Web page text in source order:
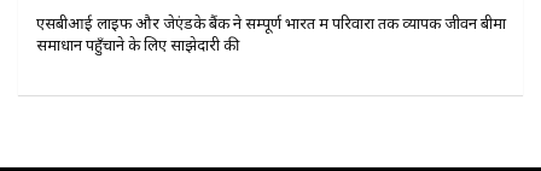
एसबीआई लाइफ और जेएंडके बैंक ने सम्पूर्ण भारत में परिवारों तक व्यापक जीवन बीमा
समाधान पहुँचाने के लिए साझेदारी की